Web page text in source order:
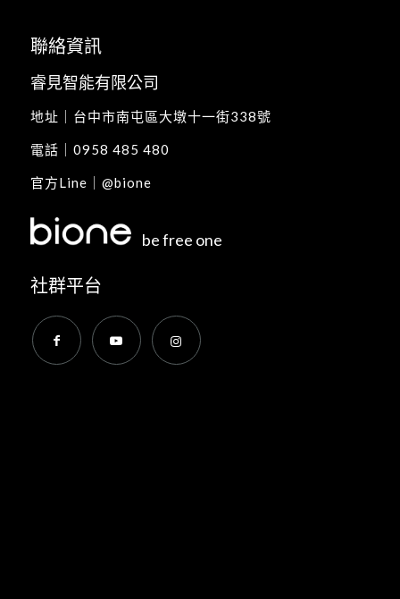
聯絡資訊
睿見智能有限公司
地址｜ 台中市南屯區大墩十一街338號
電話｜ 0958 485 480
官方Line｜ @bione
be free one
社群平台